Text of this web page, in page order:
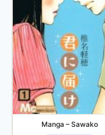
Manga – Sawako